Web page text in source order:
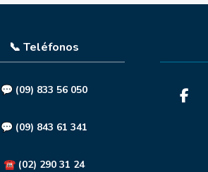
📞 Teléfonos
💬 (09) 833 56 050
💬 (09) 843 61 341
☎️ (02) 290 31 24